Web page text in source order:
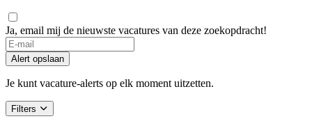
Ja, email mij de nieuwste vacatures van deze zoekopdracht!
Alert opslaan
Je kunt vacature-alerts op elk moment uitzetten.
Filters